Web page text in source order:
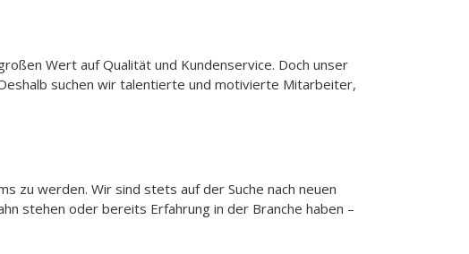
Wert auf Qualität und Kundenservice. Doch unser
suchen wir talentierte und motivierte Mitarbeiter,
zu werden. Wir sind stets auf der Suche nach neuen
stehen oder bereits Erfahrung in der Branche haben –